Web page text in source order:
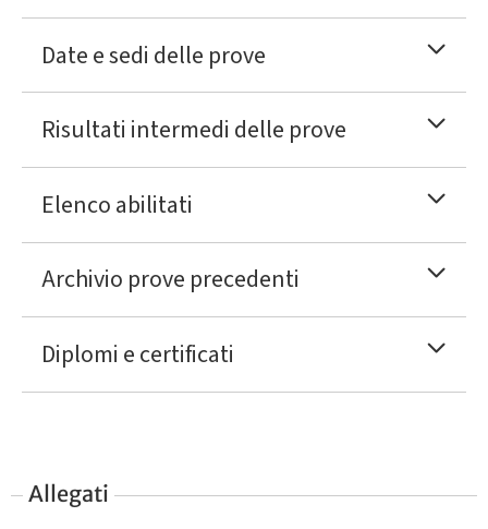
Date e sedi delle prove
Risultati intermedi delle prove
Elenco abilitati
Archivio prove precedenti
Diplomi e certificati
Allegati